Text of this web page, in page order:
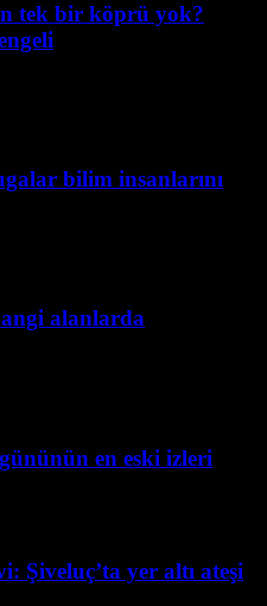
tek bir köprü yok?
bilim insanlarını
alanlarda
en eski izleri
Şiveluç’ta yer altı ateşi